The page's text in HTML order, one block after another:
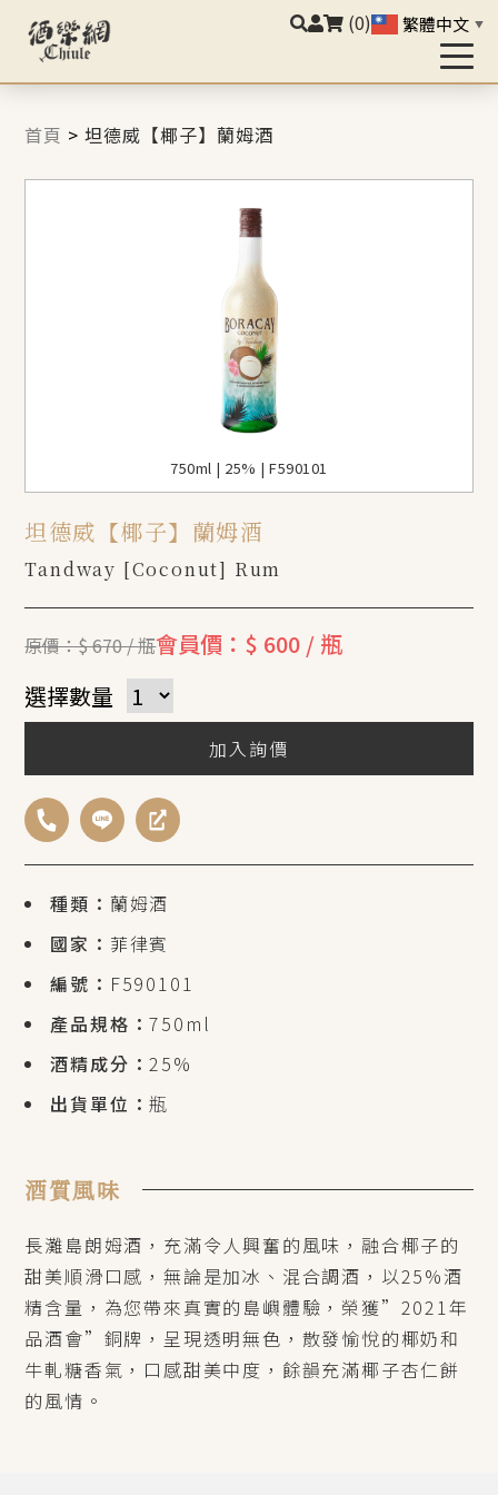
(0) 繁體中文 ▼
首頁 >坦德威【椰子】蘭姆酒
750ml | 25% | F590101
坦德威【椰子】蘭姆酒
Tandway [Coconut] Rum
種類： 蘭姆酒
國家： 菲律賓
編號： F590101
產品規格：750ml
酒精成分：25%
出貨單位：瓶
原價：$ 670 / 瓶會員價：$ 600 / 瓶
選擇數量
加入詢價
酒質風味
長灘島朗姆酒，充滿令人興奮的風味，融合椰子的
甜美順滑口感，無論是加冰、混合調酒，以25%酒
精含量，為您帶來真實的島嶼體驗，榮獲”2021年
品酒會”銅牌，呈現透明無色，散發愉悅的椰奶和
牛軋糖香氣，口感甜美中度，餘韻充滿椰子杏仁餅
的風情。